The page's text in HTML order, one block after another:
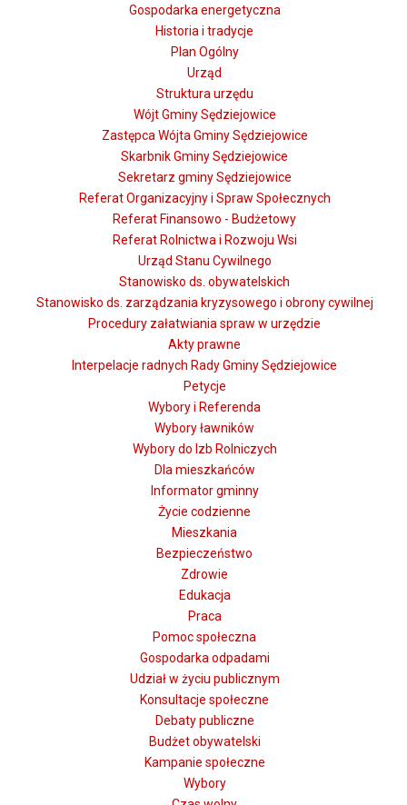
Gospodarka energetyczna
Historia i tradycje
Plan Ogólny
Urząd
Struktura urzędu
Wójt Gminy Sędziejowice
Zastępca Wójta Gminy Sędziejowice
Skarbnik Gminy Sędziejowice
Sekretarz gminy Sędziejowice
Referat Organizacyjny i Spraw Społecznych
Referat Finansowo - Budżetowy
Referat Rolnictwa i Rozwoju Wsi
Urząd Stanu Cywilnego
Stanowisko ds. obywatelskich
Stanowisko ds. zarządzania kryzysowego i obrony cywilnej
Procedury załatwiania spraw w urzędzie
Akty prawne
Interpelacje radnych Rady Gminy Sędziejowice
Petycje
Wybory i Referenda
Wybory ławników
Wybory do Izb Rolniczych
Dla mieszkańców
Informator gminny
Życie codzienne
Mieszkania
Bezpieczeństwo
Zdrowie
Edukacja
Praca
Pomoc społeczna
Gospodarka odpadami
Udział w życiu publicznym
Konsultacje społeczne
Debaty publiczne
Budżet obywatelski
Kampanie społeczne
Wybory